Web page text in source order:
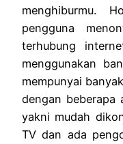
menghiburmu.
pengguna
terhubung
menggunakan
mempunyai
dengan beberapa
yakni mudah
TV dan ada